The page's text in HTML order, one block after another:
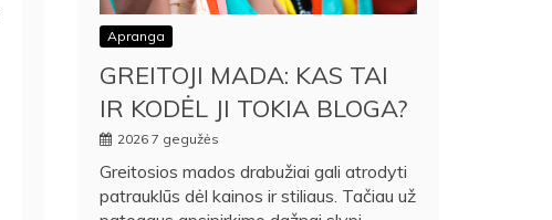
Apranga
GREITOJI MADA: KAS TAI
IR KODĖL JI TOKIA BLOGA?
2026 7 gegužės
Greitosios mados drabužiai gali atrodyti
patrauklūs dėl kainos ir stiliaus. Tačiau už